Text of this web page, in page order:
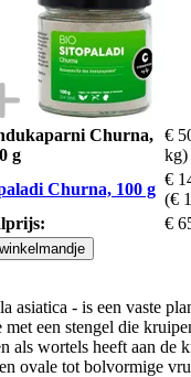
Churna,
g
€
kg)
Churna, 100 g
€
(€
€
asiatica - is een vaste
een stengel die
als wortels heeft aan de
ovale tot bolvormige